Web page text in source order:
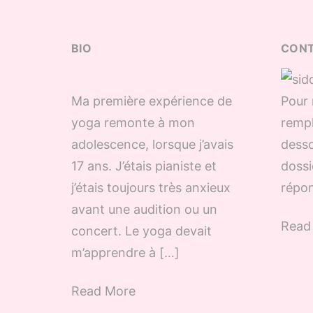
BIO
Ma première expérience de
yoga remonte à mon
adolescence, lorsque j’avais
17 ans. J’étais pianiste et
j’étais toujours très anxieux
avant une audition ou un
concert. Le yoga devait
m’apprendre à […]
Read More
Pour